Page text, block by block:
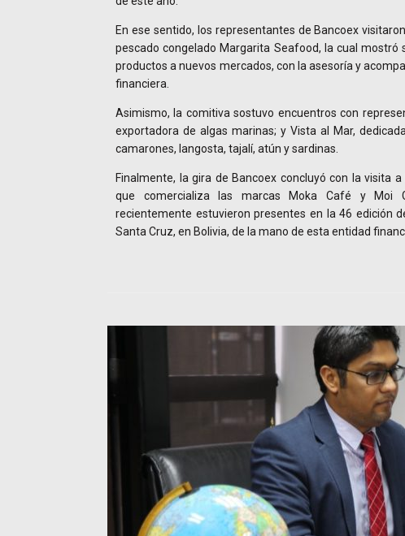
En ese sentido, los representantes de Bancoex
pescado congelado Margarita Seafood, la cual mostró
productos a nuevos mercados, con la asesoría y
financiera.
Asimismo, la comitiva sostuvo encuentros con
exportadora de algas marinas; y Vista al Mar,
camarones, langosta, tajalí, atún y sardinas.
Finalmente, la gira de Bancoex concluyó con la visita a
que comercializa las marcas Moka Café y Moi
recientemente estuvieron presentes en la 46 edición
Santa Cruz, en Bolivia, de la mano de esta entidad